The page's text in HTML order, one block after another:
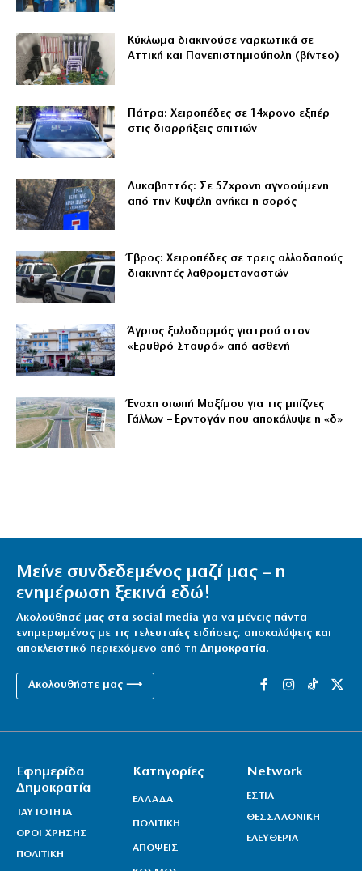
Κύκλωμα διακινούσε ναρκωτικά σε
Αττική και Πανεπιστημιούπολη (βίντεο)
Πάτρα: Χειροπέδες σε 14χρονο εξπέρ
στις διαρρήξεις σπιτιών
Λυκαβηττός: Σε 57χρονη αγνοούμενη
από την Κυψέλη ανήκει η σορός
Έβρος: Χειροπέδες σε τρεις αλλοδαπούς
διακινητές λαθρομεταναστών
Άγριος ξυλοδαρμός γιατρού στον
«Ερυθρό Σταυρό» από ασθενή
Ένοχη σιωπή Μαξίμου για τις μπίζνες
Γάλλων – Ερντογάν που αποκάλυψε η «δ»
Μείνε συνδεδεμένος μαζί μας – η
ενημέρωση ξεκινά εδώ!
Ακολούθησέ μας στα social media για να μένεις πάντα
ενημερωμένος με τις τελευταίες ειδήσεις, αποκαλύψεις και
αποκλειστικό περιεχόμενο από τη Δημοκρατία.
Ακολουθήστε μας ⟶
Εφημερίδα
Δημοκρατία
ΤΑΥΤΟΤΗΤΑ
ΟΡΟΙ ΧΡΗΣΗΣ
ΠΟΛΙΤΙΚΗ
Κατηγορίες
ΕΛΛΑΔΑ
ΠΟΛΙΤΙΚΗ
ΑΠΟΨΕΙΣ
Network
ΕΣΤΙΑ
ΘΕΣΣΑΛΟΝΙΚΗ
ΕΛΕΥΘΕΡΙΑ